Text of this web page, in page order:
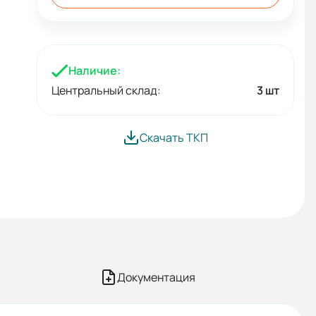
Наличие:
Центральный склад:
3 шт
Скачать ТКП
Документация